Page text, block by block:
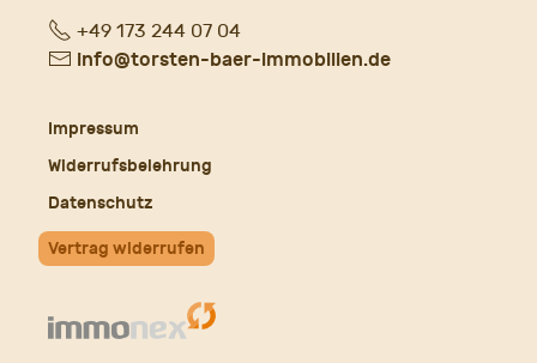
Fon+49 173 244 07 04
E- info@torsten-baer-immobilien.de
Impressum
Widerrufsbelehrung
Datenschutz
Vertrag widerrufen